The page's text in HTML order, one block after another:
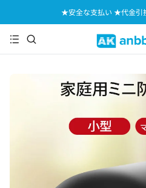
★安全な支払い ★代金引